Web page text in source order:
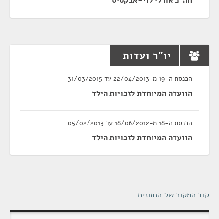
יו"ר ועדות
הכנסת ה-19 מ-22/04/2013 עד 31/03/2015
הוועדה המיוחדת לזכויות הילד
הכנסת ה-18 מ-18/06/2012 עד 05/02/2013
הוועדה המיוחדת לזכויות הילד
קוד המקור של הנתונים